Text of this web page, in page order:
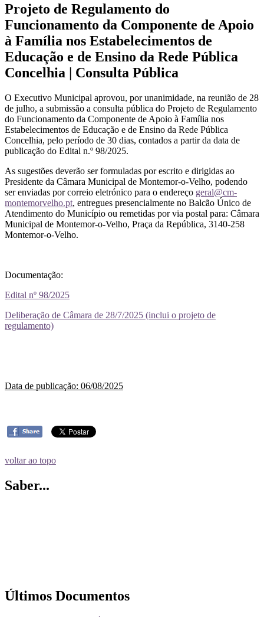
Projeto de Regulamento do
Funcionamento da Componente de Apoio
à Família nos Estabelecimentos de
Educação e de Ensino da Rede Pública
Concelhia | Consulta Pública
O Executivo Municipal aprovou, por unanimidade, na reunião de 28
de julho, a submissão a consulta pública do Projeto de Regulamento
do Funcionamento da Componente de Apoio à Família nos
Estabelecimentos de Educação e de Ensino da Rede Pública
Concelhia, pelo período de 30 dias, contados a partir da data de
publicação do Edital n.º 98/2025.
As sugestões deverão ser formuladas por escrito e dirigidas ao
Presidente da Câmara Municipal de Montemor-o-Velho, podendo
ser enviadas por correio eletrónico para o endereço geral@cm-
montemorvelho.pt, entregues presencialmente no Balcão Único de
Atendimento do Município ou remetidas por via postal para: Câmara
Municipal de Montemor-o-Velho, Praça da República, 3140-258
Montemor-o-Velho.
Documentação:
Edital nº 98/2025
Deliberação de Câmara de 28/7/2025 (inclui o projeto de
regulamento)
Data de publicação: 06/08/2025
voltar ao topo
Saber...
Últimos Documentos